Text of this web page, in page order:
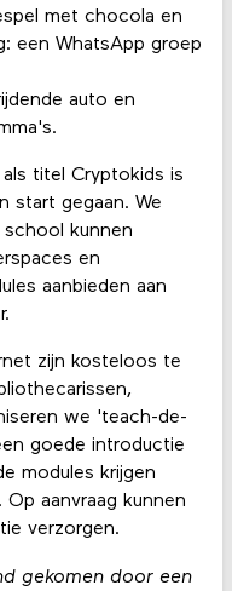
met chocola en
een WhatsApp groep
auto en
titel Cryptokids is
start gegaan. We
kunnen
en
aanbieden aan
zijn kosteloos te
we 'teach-de-
goede introductie
modules krijgen
aanvraag kunnen
verzorgen.
gekomen door een